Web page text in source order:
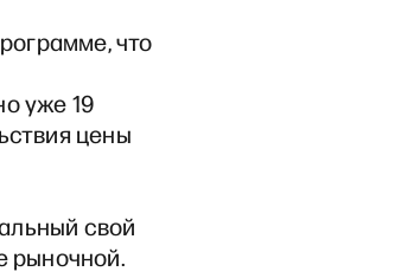
что
уже 19
цены
свой
рыночной.